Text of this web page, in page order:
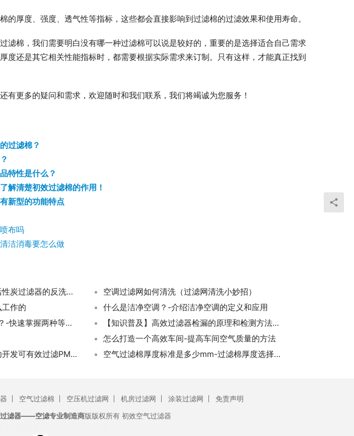
的厚度、强度、透气性等指标，这些都会直接影响到过滤棉的过滤效果和使用寿命。
滤棉，我们需要明白没有哪一种过滤棉可以说是较好的，重要的是选择适合自己需求
度还是其它相关性能指标时，都需要根据实际需求来订制。只有这样，才能真正找到
有更多的疑问和需求，欢迎随时和我们联系，我们将竭诚为您服务！
过滤棉？
特性是什么？
解清楚初效过滤棉的作用！
新型的功能特点
布吗
洁消毒要怎么做
重庆活性炭过滤器的作用？活性炭过滤器的反洗包括什么？
空调过滤网如何清洗（过滤网清洗小妙招）
作的
什么是洁净空调？-介绍洁净空调的定义和应用
高效过滤器H11和H12的区别？-快速掌握两种等级之间的差异
【知识普及】高效过滤器检漏的原理和检测方法有哪些
怎么打造一个高效车间-提高车间空气质量的方法
国内高性能空气净化器的成功开发可有效过滤PM2.5
空气过滤棉厚度标准是多少mm-过滤棉厚度选择指南
空气过滤棉 空压机过滤网 机房过滤网 涂装过滤网
免责声明
滤器——空滤专业制造商版版权所有 初效空气过滤器